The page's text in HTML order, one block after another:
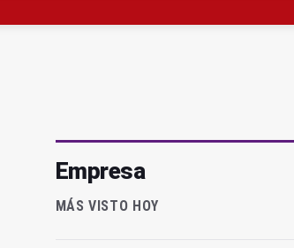
Empresa
MÁS VISTO HOY